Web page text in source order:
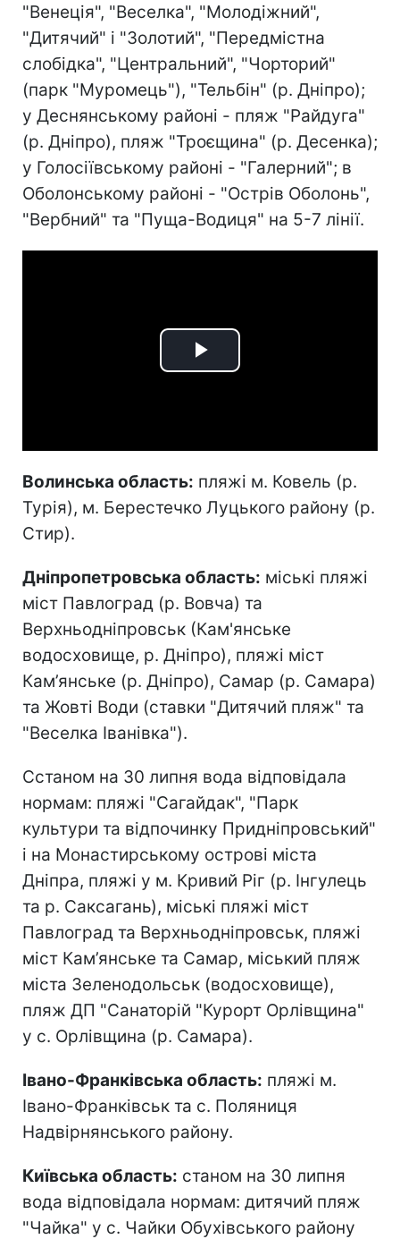
"Венеція", "Веселка", "Молодіжний",
"Дитячий" і "Золотий", "Передмістна
слобідка", "Центральний", "Чорторий"
(парк "Муромець"), "Тельбін" (р. Дніпро);
у Деснянському районі - пляж "Райдуга"
(р. Дніпро), пляж "Троєщина" (р. Десенка);
у Голосіївському районі - "Галерний"; в
Оболонському районі - "Острів Оболонь",
"Вербний" та "Пуща-Водиця" на 5-7 лінії.
Play
Волинська область: пляжі м. Ковель (р.
Турія), м. Берестечко Луцького району (р.
Стир).
Дніпропетровська область: міські пляжі
міст Павлоград (р. Вовча) та
Верхньодніпровськ (Кам'янське
водосховище, р. Дніпро), пляжі міст
Кам’янське (р. Дніпро), Самар (р. Самара)
та Жовті Води (ставки "Дитячий пляж" та
"Веселка Іванівка").
Сстаном на 30 липня вода відповідала
нормам: пляжі "Сагайдак", "Парк
культури та відпочинку Придніпровський"
і на Монастирському острові міста
Дніпра, пляжі у м. Кривий Ріг (р. Інгулець
та р. Саксагань), міські пляжі міст
Павлоград та Верхньодніпровськ, пляжі
міст Кам’янське та Самар, міський пляж
міста Зеленодольськ (водосховище),
пляж ДП "Санаторій "Курорт Орлівщина"
у с. Орлівщина (р. Самара).
Івано-Франківська область: пляжі м.
Івано-Франківськ та с. Поляниця
Надвірнянського району.
Київська область: станом на 30 липня
вода відповідала нормам: дитячий пляж
"Чайка" у с. Чайки Обухівського району